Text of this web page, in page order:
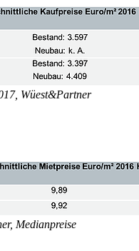
Wüest&Partner
Medianpreise